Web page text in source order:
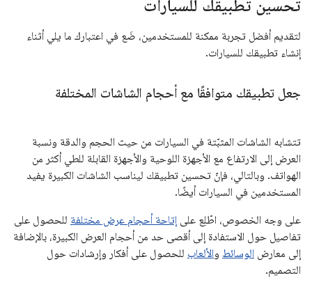
تحسين تطبيقك للسيارات
لتقديم أفضل تجربة ممكنة للمستخدمين، ضَع في اعتبارك ما يلي أثناء
إنشاء تطبيقك للسيارات.
جعل تطبيقك متوافقًا مع أحجام الشاشات المختلفة
تتشابه الشاشات المثبّتة في السيارات من حيث الحجم والدقة ونسبة
العرض إلى الارتفاع مع الأجهزة اللوحية والأجهزة القابلة للطي أكثر من
الهواتف. وبالتالي، فإنّ تحسين تطبيقك ليناسب الشاشات الكبيرة يفيد
المستخدمين في السيارات أيضًا.
على وجه الخصوص، اطّلِع على إتاحة أحجام عرض مختلفة للحصول على
تفاصيل حول الاستفادة إلى أقصى حد من أحجام العرض الكبيرة، بالإضافة
إلى معارض الوسائط والألعاب للحصول على أفكار وإرشادات حول
التصميم.